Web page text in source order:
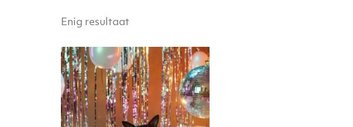
Enig resultaat